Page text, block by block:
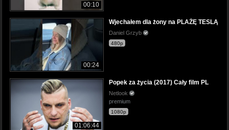
00:10
00:24
Wjechałem dla żony na PLAŻĘ TESLĄ
Daniel Grzyb
480p
01:06:44
Popek za życia (2017) Cały film PL
Netlook
premium
1080p